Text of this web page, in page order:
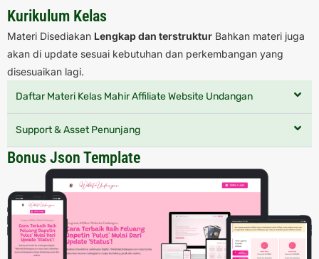
Kurikulum Kelas
Materi Disediakan Lengkap dan terstruktur Bahkan materi juga
akan di update sesuai kebutuhan dan perkembangan yang
disesuaikan lagi.
Daftar Materi Kelas Mahir Affiliate Website Undangan
Support & Asset Penunjang
Bonus Json Template